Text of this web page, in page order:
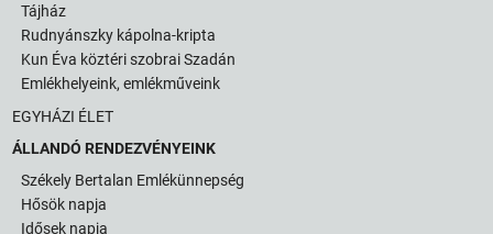
Tájház
Rudnyánszky kápolna-kripta
Kun Éva köztéri szobrai Szadán
Emlékhelyeink, emlékműveink
EGYHÁZI ÉLET
ÁLLANDÓ RENDEZVÉNYEINK
Székely Bertalan Emlékünnepség
Hősök napja
Idősek napja